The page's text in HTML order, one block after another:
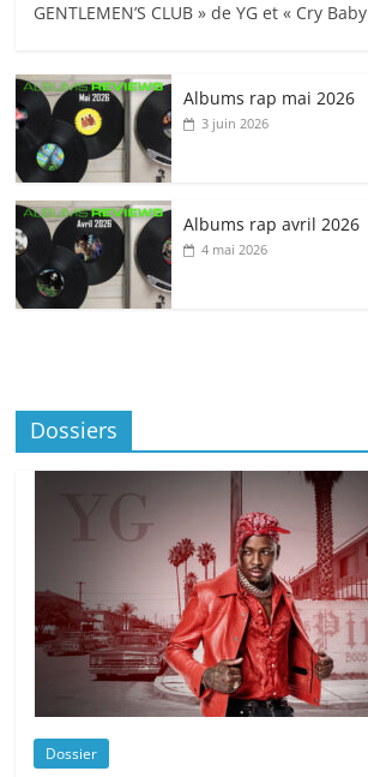
GENTLEMEN’S CLUB » de YG et « Cry Baby
Albums rap mai 2026
3 juin 2026
Albums rap avril 2026
4 mai 2026
Dossiers
Dossier